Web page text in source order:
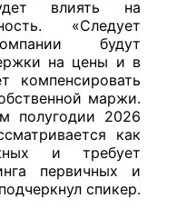
влиять на
«Следует
будут
на цены и в
компенсировать
маржи.
полугодии 2026
как
и требует
первичных и
спикер.